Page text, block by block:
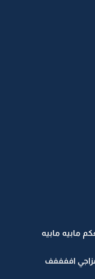
مابيه مابيه
اففففف